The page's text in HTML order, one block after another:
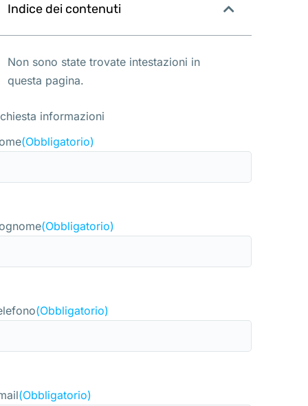
Indice dei contenuti
Non sono state trovate intestazioni in
questa pagina.
informazioni
(Obbligatorio)
(Obbligatorio)
(Obbligatorio)
(Obbligatorio)